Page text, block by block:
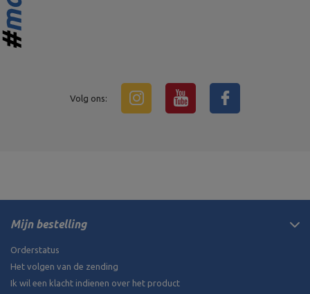
Volg ons:
Mijn bestelling
Orderstatus
Het volgen van de zending
Ik wil een klacht indienen over het product